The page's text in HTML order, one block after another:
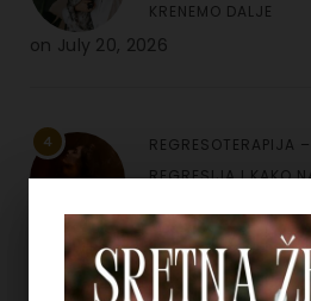
KRENEMO DALJE
on July 20, 2026
4
REGRESOTERAPIJA
REGRESIJA I KAKO
July 7, 2026